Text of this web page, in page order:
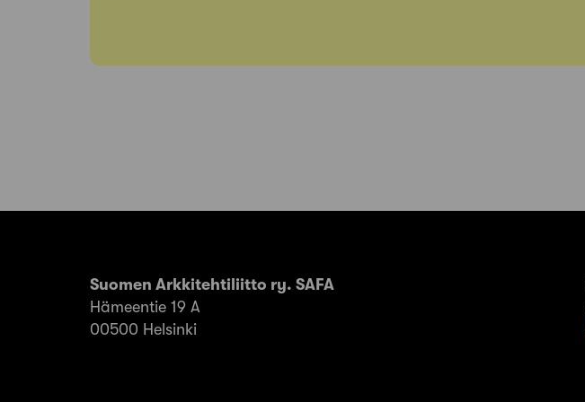
Suomen Arkkitehtiliitto ry. SAFA
Hämeentie 19 A
00500 Helsinki